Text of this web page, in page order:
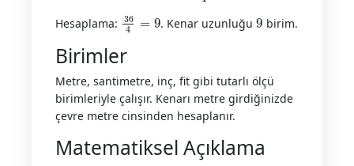
Hesaplama:
36 9
. Kenar uzunluğu
9
birim.
Birimler
Metre, santimetre, inç, fit gibi tutarlı ölçü
birimleriyle çalışır. Kenarı metre girdiğinizde
çevre metre cinsinden hesaplanır.
Matematiksel Açıklama